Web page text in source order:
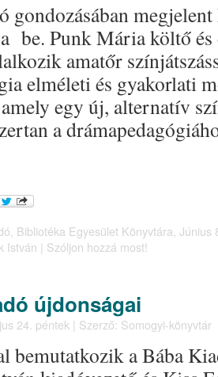
gondozásában
be. Punk Mária költő és
amatőr
elméleti és gyakorlati
egy új, alternatív
a
Bibliotéka Egyesület Könyvtára Június
István | Szóljon hozzá most!
újdonságai
24. péntek | Szerző: Somogyi-könyvtár
bemutatkozik a Bába